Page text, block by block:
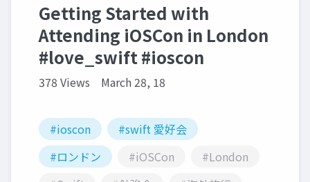
Getting Started with
Attending iOSCon in London
#love_swift #ioscon
378 Views March 28, 18
#ioscon
#swift 愛好会
#ロンドン
#iOSCon
#London